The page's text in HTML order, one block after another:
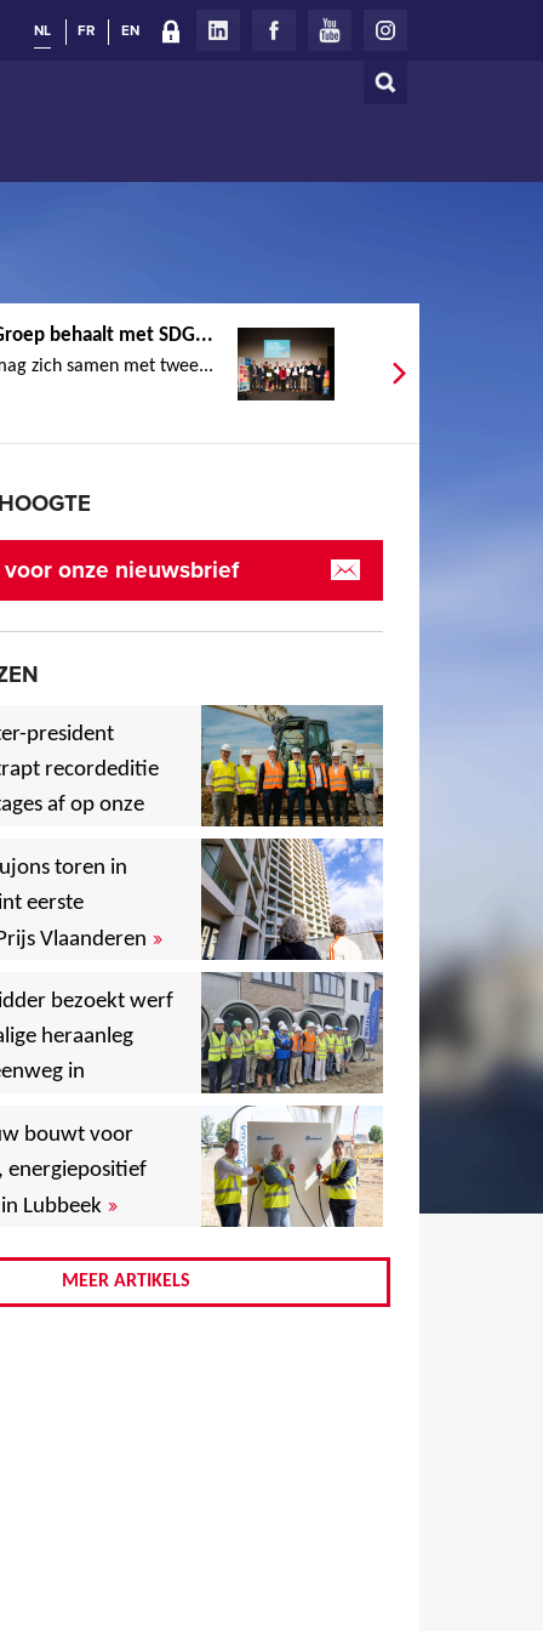
Zoeken
NL FR EN
behaalt met SDG...
zich samen met twee...
onze nieuwsbrief
president
recordeditie
af op onze
,
,
toren in
eerste
Vlaanderen »
, ,
,
bezoekt werf
heraanleg
in
,
bouwt voor
energiepositief
Lubbeek »
MEER ARTIKELS